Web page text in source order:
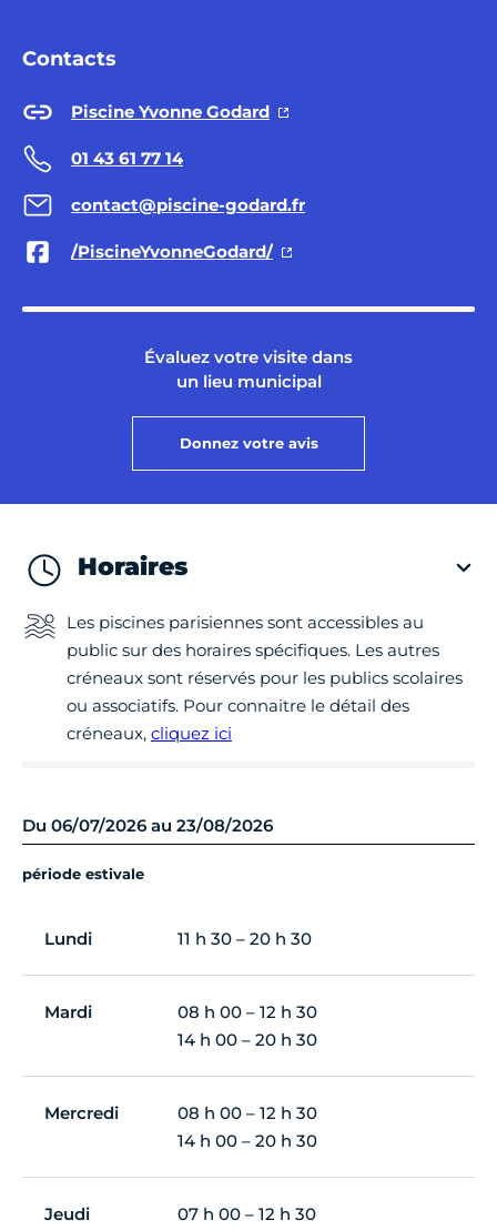
Contacts
Piscine Yvonne Godard
01 43 61 77 14
contact@piscine-godard.fr
/PiscineYvonneGodard/
Évaluez votre visite dans
un lieu municipal
Donnez votre avis
Horaires
Les piscines parisiennes sont accessibles au
public sur des horaires spécifiques. Les autres
créneaux sont réservés pour les publics scolaires
ou associatifs. Pour connaitre le détail des
créneaux, cliquez ici
Du 06/07/2026 au 23/08/2026
période estivale
Lundi 11 h 30 – 20 h 30
Mardi
08 h 00 – 12 h 30
14 h 00 – 20 h 30
Mercredi
08 h 00 – 12 h 30
14 h 00 – 20 h 30
Jeudi 07 h 00 – 12 h 30